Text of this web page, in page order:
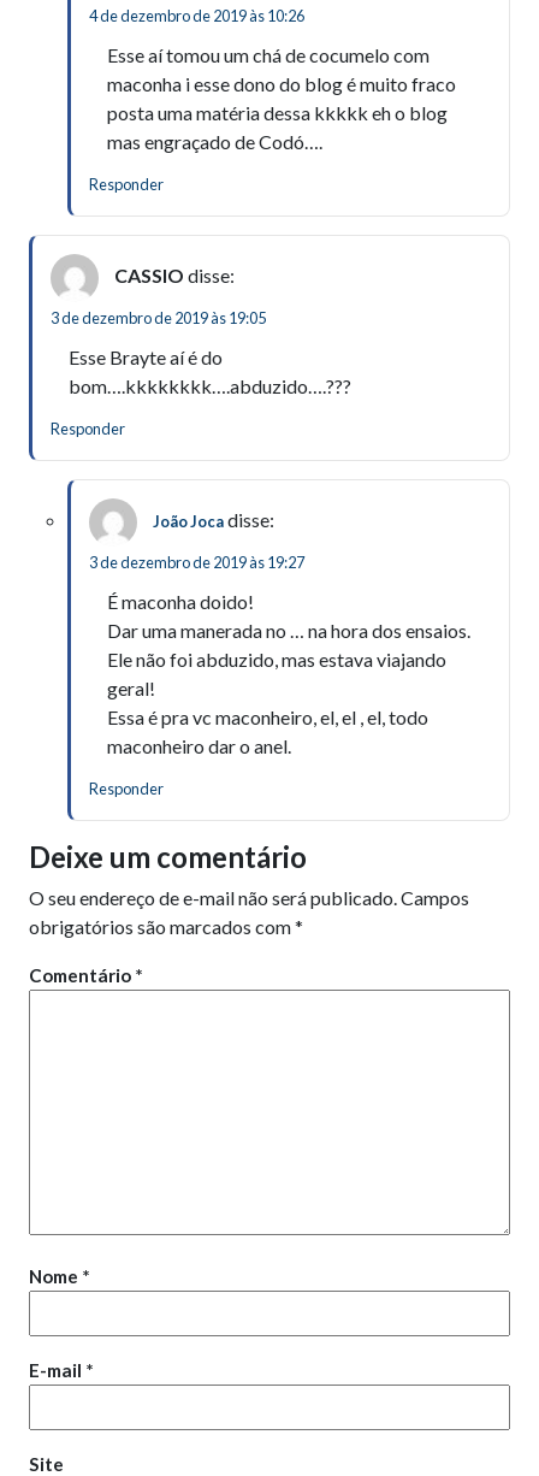
4 de dezembro de 2019 às 10:26
Esse aí tomou um chá de cocumelo com
maconha i esse dono do blog é muito fraco
posta uma matéria dessa kkkkk eh o blog
mas engraçado de Codó….
Responder
CASSIO disse:
3 de dezembro de 2019 às 19:05
Esse Brayte aí é do
bom….kkkkkkkk….abduzido….???
Responder
João Jocadisse:
3 de dezembro de 2019 às 19:27
É maconha doido!
Dar uma manerada no … na hora dos ensaios.
Ele não foi abduzido, mas estava viajando
geral!
Essa é pra vc maconheiro, el, el , el, todo
maconheiro dar o anel.
Responder
Deixe um comentário
O seu endereço de e-mail não será publicado.Campos
obrigatórios são marcados com*
Comentário *
Nome *
E-mail *
Site